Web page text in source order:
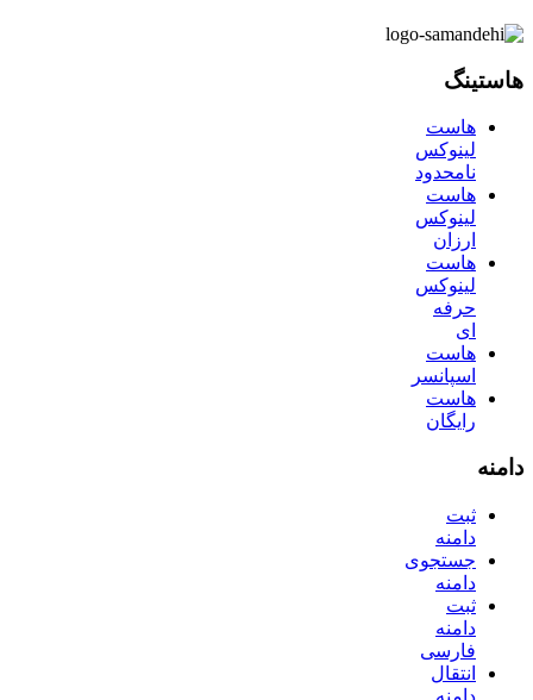
هاستینگ
هاست
لینوکس
نامحدود
هاست
لینوکس
ارزان
هاست
لینوکس
حرفه
ای
هاست
اسپانسر
هاست
رایگان
دامنه
ثبت
دامنه
جستجوی
دامنه
ثبت
دامنه
فارسی
انتقال
دامنه